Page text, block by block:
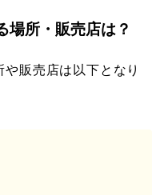
場所・販売店は？
販売店は以下となり